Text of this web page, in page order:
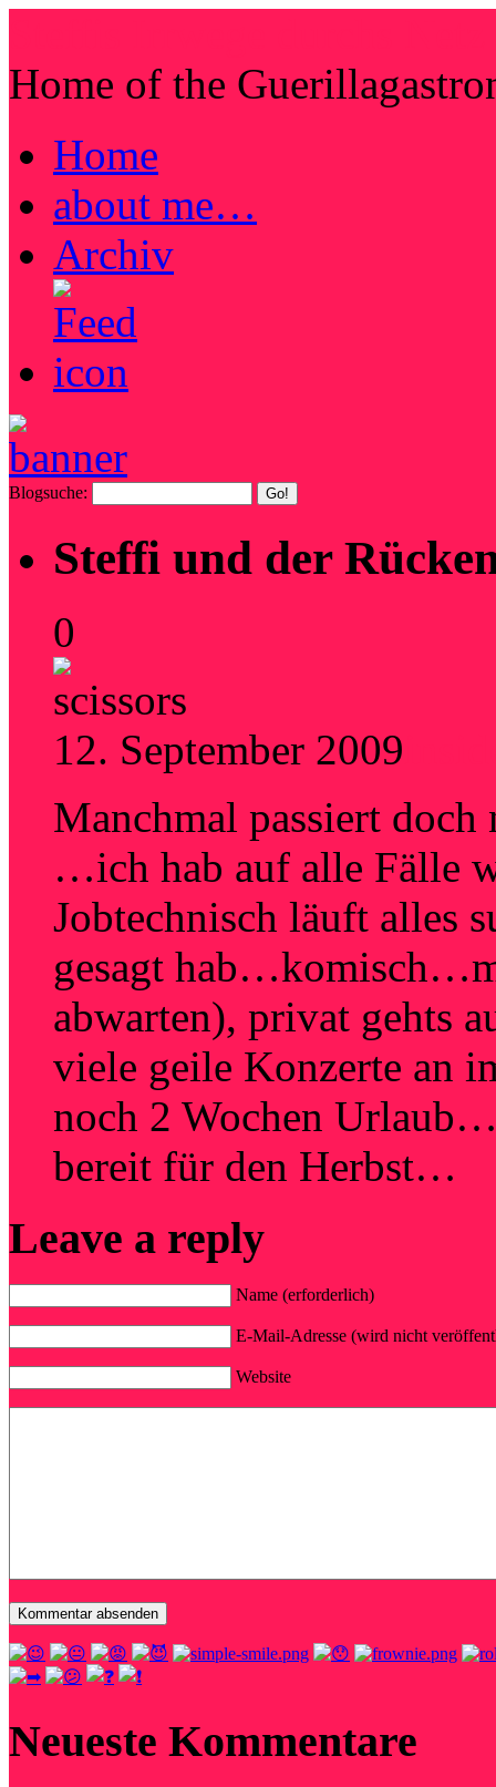
Home of the
Home
about me…
Archiv
Blogsuche:
Steffi und der
0
12. September 2009
Manchmal passiert
…ich hab auf alle Fälle
Jobtechnisch läuft alles
gesagt
abwarten), privat gehts
viele geile Konzerte an
noch 2 Wochen
bereit für den Herbst…
Leave a reply
Name (erforderlich)
E-Mail-Adresse (wird nicht
Website
Neueste Kommentare